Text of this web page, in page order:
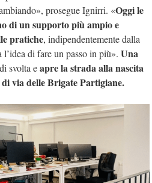
prosegue Ignirri. «Oggi le
di un supporto più ampio e
pratiche, indipendentemente dalla
di fare un passo in più». Una
svolta eapre la strada alla nascita
via delle Brigate Partigiane.